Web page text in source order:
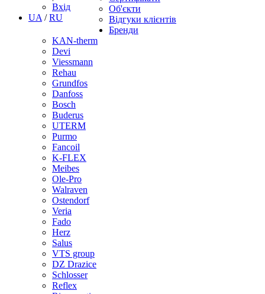
Вхід
UA /RU
Об'єкти
Відгуки клієнтів
Бренди
KAN-therm
Devi
Viessmann
Rehau
Grundfos
Danfoss
Bosch
Buderus
UTERM
Purmo
Fancoil
K-FLEX
Meibes
Ole-Pro
Walraven
Ostendorf
Veria
Fado
Herz
Salus
VTS group
DZ Drazice
Schlosser
Reflex